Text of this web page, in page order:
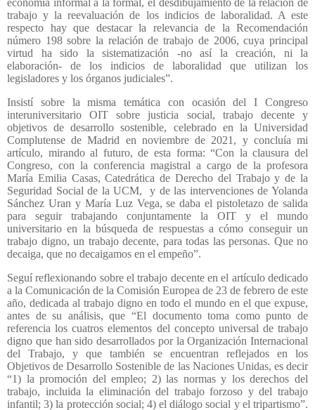
economía informal a la formal, el desdibujamiento de la relación de
trabajo y la reevaluación de los indicios de laboralidad. A este
respecto hay que destacar la relevancia de la Recomendación
número 198 sobre la relación de trabajo de 2006, cuya principal
virtud ha sido la sistematización -no así la creación, ni la
elaboración- de los indicios de laboralidad que utilizan los
legisladores y los órganos judiciales”.
Insistí sobre la misma temática con ocasión del I Congreso
interuniversitario OIT sobre justicia social, trabajo decente y
objetivos de desarrollo sostenible, celebrado en la Universidad
Complutense de Madrid en noviembre de 2021, y concluía mi
artículo, mirando al futuro, de esta forma: “Con la clausura del
Congreso, con la conferencia magistral a cargo de la profesora
María Emilia Casas, Catedrática de Derecho del Trabajo y de la
Seguridad Social de la UCM,
y de las intervenciones de Yolanda
Sánchez Uran y María Luz Vega, se daba el pistoletazo de salida
para seguir trabajando conjuntamente la OIT y el mundo
universitario en la búsqueda de respuestas a cómo conseguir un
trabajo digno, un trabajo decente, para todas las personas. Que no
decaiga, que no decaigamos en el empeño”.
Seguí reflexionando sobre el trabajo decente en el artículo dedicado
a la Comunicación de la Comisión Europea de 23 de febrero de este
año, dedicada al trabajo digno en todo el mundo en el que expuse,
antes de su análisis, que “El documento toma como punto de
referencia los cuatros elementos del concepto universal de trabajo
digno que han sido desarrollados por la Organización Internacional
del Trabajo, y que también se encuentran reflejados en los
Objetivos de Desarrollo Sostenible de las Naciones Unidas, es decir
“1) la promoción del empleo; 2) las normas y los derechos del
trabajo, incluida la eliminación del trabajo forzoso y del trabajo
infantil; 3) la protección social; 4) el diálogo social y el tripartismo”.